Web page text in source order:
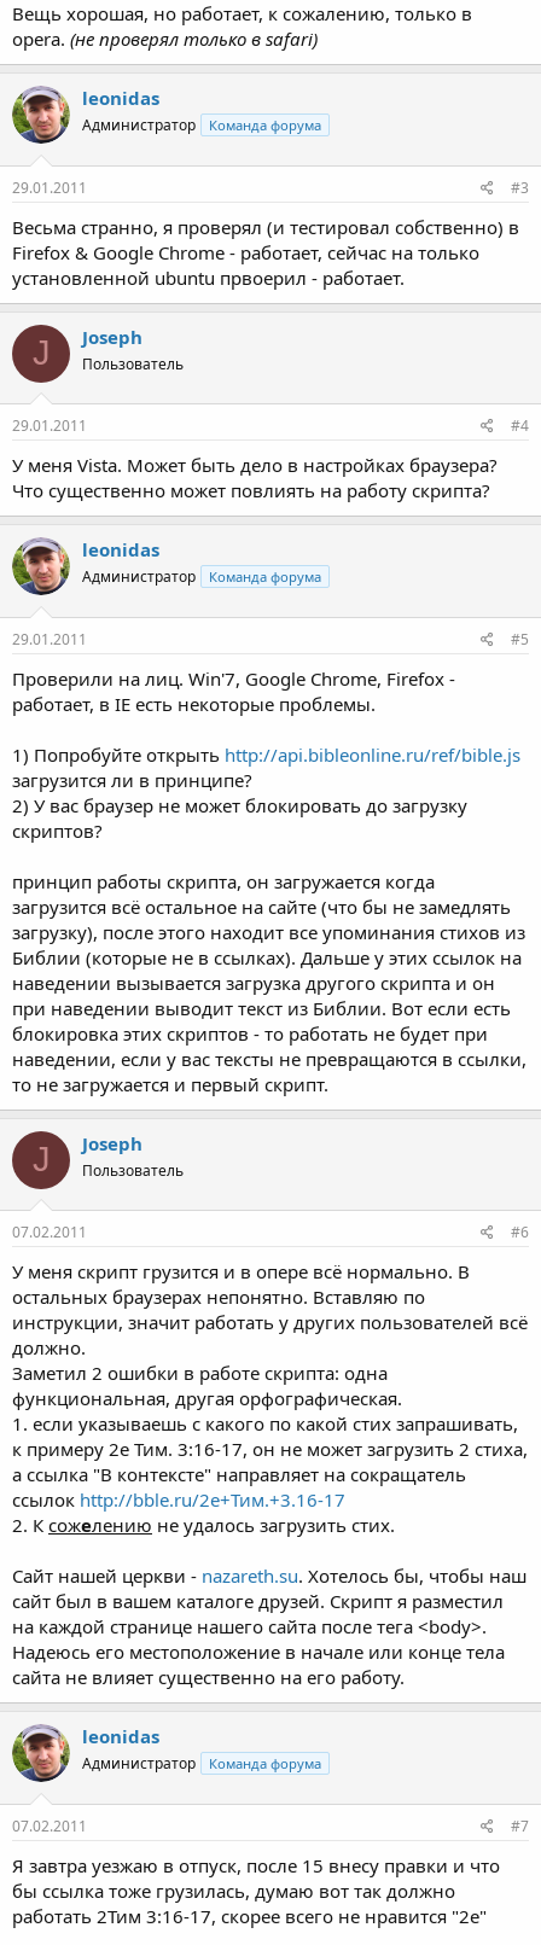
Ga Gn
Hb He Hk Ho Hs Hg
Is
La Lm Le Lv Lu Lk
Mi Ml Mr Mk Mt Ma
Na Ne Nu Nm Nb
Ob
Ph Pp Pr Ps Pm
Sg Ss So
Ti Tt
Qo
Ze Zc Zp
Вещь хорошая, но работает, к сожалению, только в
opera. (не проверял только в safari)
leonidas
Администратор Команда форума
29.01.2011 #3
Весьма странно, я проверял (и тестировал собственно) в
Firefox & Google Chrome - работает, сейчас на только
установленной ubuntu првоерил - работает.
J Joseph
Пользователь
29.01.2011 #4
У меня Vista. Может быть дело в настройках браузера?
Что существенно может повлиять на работу скрипта?
leonidas
Администратор Команда форума
29.01.2011 #5
Проверили на лиц. Win'7, Google Chrome, Firefox -
работает, в IE есть некоторые проблемы.
1) Попробуйте открыть http://api.bibleonline.ru/ref/bible.js
загрузится ли в принципе?
2) У вас браузер не может блокировать до загрузку
скриптов?
принцип работы скрипта, он загружается когда
загрузится всё остальное на сайте (что бы не замедлять
загрузку), после этого находит все упоминания стихов из
Библии (которые не в ссылках). Дальше у этих ссылок на
наведении вызывается загрузка другого скрипта и он
при наведении выводит текст из Библии. Вот если есть
блокировка этих скриптов - то работать не будет при
наведении, если у вас тексты не превращаются в ссылки,
то не загружается и первый скрипт.
J Joseph
Пользователь
07.02.2011 #6
У меня скрипт грузится и в опере всё нормально. В
остальных браузерах непонятно. Вставляю по
инструкции, значит работать у других пользователей всё
должно.
Заметил 2 ошибки в работе скрипта: одна
функциональная, другая орфографическая.
1. если указываешь с какого по какой стих запрашивать,
к примеру 2е Тим. 3:16-17, он не может загрузить 2 стиха,
а ссылка "В контексте" направляет на сокращатель
ссылок http://bble.ru/2е+Тим.+3.16-17
2. К сожелению не удалось загрузить стих.
Сайт нашей церкви - nazareth.su. Хотелось бы, чтобы наш
сайт был в вашем каталоге друзей. Скрипт я разместил
на каждой странице нашего сайта после тега <body>.
Надеюсь его местоположение в начале или конце тела
сайта не влияет существенно на его работу.
leonidas
Администратор Команда форума
07.02.2011 #7
Я завтра уезжаю в отпуск, после 15 внесу правки и что
бы ссылка тоже грузилась, думаю вот так должно
работать 2Тим 3:16-17, скорее всего не нравится "2е"